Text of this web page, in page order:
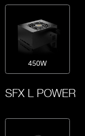
450W
SFX L POWER